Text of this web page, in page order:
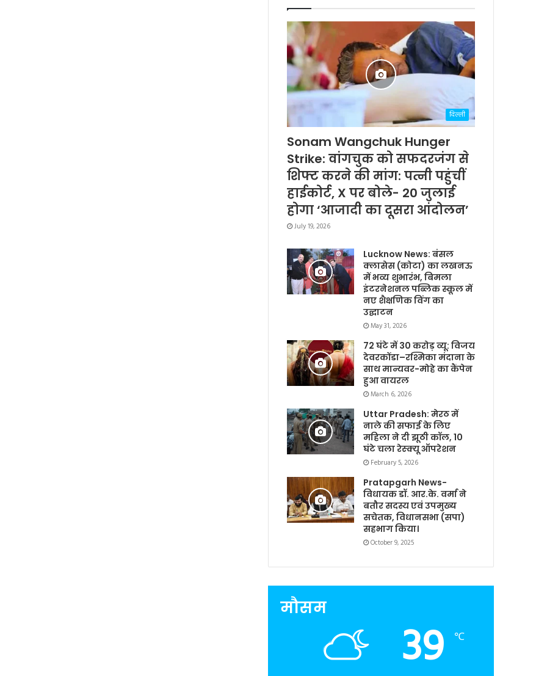
दिल्ली
Sonam Wangchuk Hunger
Strike: वांगचुक को सफदरजंग से
शिफ्ट करने की मांग: पत्नी पहुंचीं
हाईकोर्ट, X पर बोले- 20 जुलाई
होगा ‘आजादी का दूसरा आंदोलन’
July 19, 2026
Lucknow News: बंसल
क्लासेस (कोटा) का लखनऊ
में भव्य शुभारंभ, बिमला
इंटरनेशनल पब्लिक स्कूल में
नए शैक्षणिक विंग का
उद्घाटन
May 31, 2026
72 घंटे में 30 करोड़ व्यू: विजय
देवरकोंडा–रश्मिका मंदाना के
साथ मान्यवर-मोहे का कैंपेन
हुआ वायरल
March 6, 2026
Uttar Pradesh: मेरठ में
नाले की सफाई के लिए
महिला ने दी झूठी कॉल, 10
घंटे चला रेस्क्यू ऑपरेशन
February 5, 2026
Pratapgarh News-
विधायक डॉ. आर.के. वर्मा ने
बतौर सदस्य एवं उपमुख्य
सचेतक, विधानसभा (सपा)
सहभाग किया।
October 9, 2025
मौसम
39 ℃